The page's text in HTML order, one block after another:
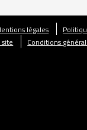
légales
Conditions